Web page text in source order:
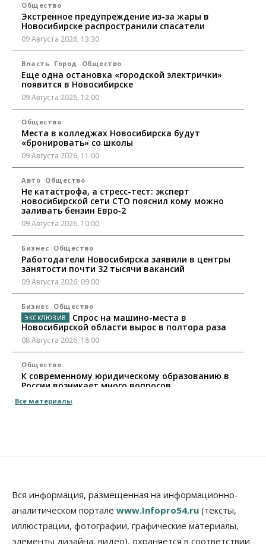
Общество
Экстренное предупреждение из-за жары в
Новосибирске распространили спасатели
09 Августа 2026, 13:30
Власть Город Общество
Еще одна остановка «городской электрички»
появится в Новосибирске
09 Августа 2026, 12:00
Общество
Места в колледжах Новосибирска будут
«бронировать» со школы
09 Августа 2026, 11:00
Авто Общество
Не катастрофа, а стресс-тест: эксперт
новосибирской сети СТО пояснил кому можно
заливать бензин Евро‑2
09 Августа 2026, 10:00
Бизнес Общество
Работодатели Новосибирска заявили в центры
занятости почти 32 тысячи вакансий
09 Августа 2026, 09:00
Бизнес Общество
Спрос на машино-места в
Новосибирской области вырос в полтора раза
08 Августа 2026, 18:00
Общество
К современному юридическому образованию в
России возникает много вопросов
08 Августа 2026, 17:00
Искусственный интеллект впервые выписал
штраф за борщевик
08 Августа 2026, 15:00
Авто
Все материалы
Вся информация, размещенная на информационно-
аналитическом портале www.Infopro54.ru (тексты,
иллюстрации, фотографии, графические материалы,
элементы дизайна, видео), охраняется в соответствии